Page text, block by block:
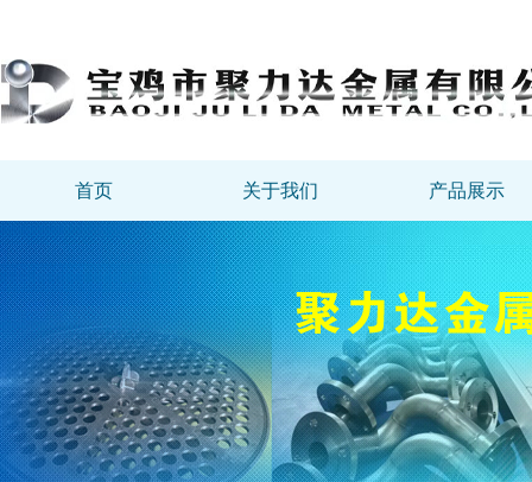
首页 关于我们 产品展示